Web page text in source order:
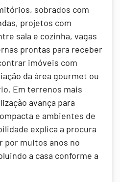
sobrados com
projetos com
sala e cozinha, vagas
prontas para receber
imóveis com
da área gourmet ou
Em terrenos mais
avança para
e ambientes de
explica a procura
por muitos anos no
a casa conforme a